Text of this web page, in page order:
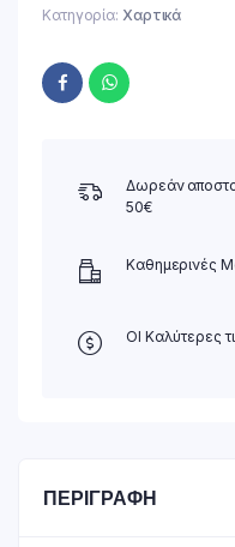
Κατηγορία: Χαρτικά
Δωρεάν
50€
Καθημερινές
ΟΙ Καλύτερες
ΠΕΡΙΓΡΑΦΉ